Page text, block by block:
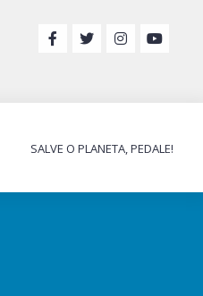
SALVE O PLANETA, PEDALE!